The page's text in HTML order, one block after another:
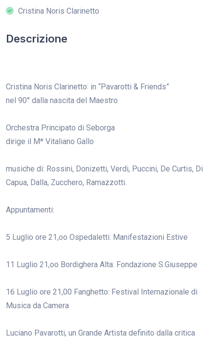
Cristina Noris Clarinetto
Descrizione
Cristina Noris Clarinetto: in “Pavarotti & Friends”
nel 90° dalla nascita del Maestro
Orchestra Principato di Seborga
dirige il M* Vitaliano Gallo
musiche di: Rossini, Donizetti, Verdi, Puccini, De Curtis, Di
Capua, Dalla, Zucchero, Ramazzotti.
Appuntamenti:
5 Luglio ore 21,oo Ospedaletti: Manifestazioni Estive
11 Luglio 21,oo Bordighera Alta: Fondazione S.Giuseppe
16 Luglio ore 21,00 Fanghetto: Festival Internazionale di
Musica da Camera
Luciano Pavarotti, un Grande Artista definito dalla critica